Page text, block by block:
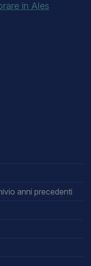
in Ales
anni precedenti